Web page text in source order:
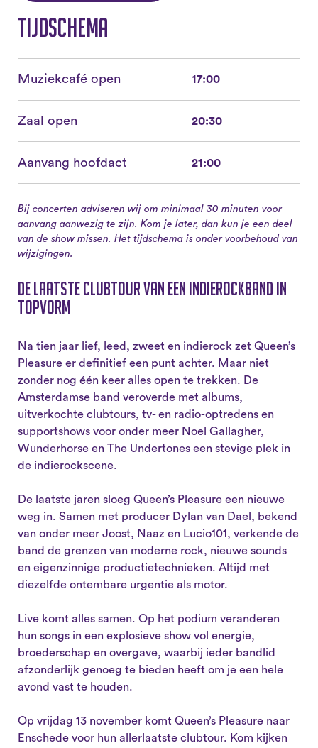
Tijdschema
Muziekcafé open 17:00
Zaal open 20:30
Aanvang hoofdact 21:00
Bij concerten adviseren wij om minimaal 30 minuten voor
aanvang aanwezig te zijn. Kom je later, dan kun je een deel
van de show missen. Het tijdschema is onder voorbehoud van
wijzigingen.
De laatste clubtour van een indierockband in
topvorm
Na tien jaar lief, leed, zweet en indierock zet Queen’s
Pleasure er definitief een punt achter. Maar niet
zonder nog één keer alles open te trekken. De
Amsterdamse band veroverde met albums,
uitverkochte clubtours, tv- en radio-optredens en
supportshows voor onder meer Noel Gallagher,
Wunderhorse en The Undertones een stevige plek in
de indierockscene.
De laatste jaren sloeg Queen’s Pleasure een nieuwe
weg in. Samen met producer Dylan van Dael, bekend
van onder meer Joost, Naaz en Lucio101, verkende de
band de grenzen van moderne rock, nieuwe sounds
en eigenzinnige productietechnieken. Altijd met
diezelfde ontembare urgentie als motor.
Live komt alles samen. Op het podium veranderen
hun songs in een explosieve show vol energie,
broederschap en overgave, waarbij ieder bandlid
afzonderlijk genoeg te bieden heeft om je een hele
avond vast te houden.
Op vrijdag 13 november komt Queen’s Pleasure naar
Enschede voor hun allerlaatste clubtour. Kom kijken